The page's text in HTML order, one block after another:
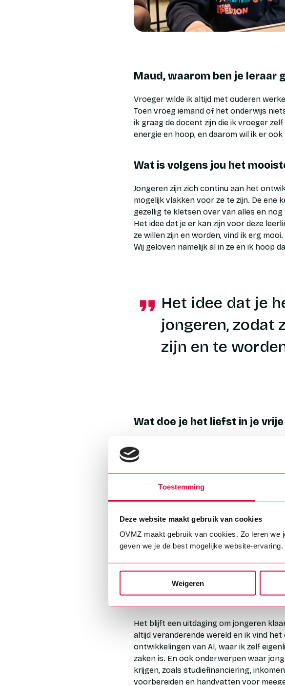
Toestemming
Deze website maakt gebruik van cookies
OVMZ maakt gebruik van cookies. Zo leren we
geven we je de best mogelijke website-ervaring.
Weigeren
Maud, waarom ben je leraar
Vroeger wilde ik altijd met ouderen
Toen vroeg iemand of het onderwijs
ik graag de docent zijn die ik vroeger
energie en hoop, en daarom wil ik er ook
Wat is volgens jou het
Jongeren zijn zich continu aan het
mogelijk vlakken voor ze te zijn. De ene
gezellig te kletsen over van alles en
Het idee dat je er kan zijn voor deze
ze willen zijn en worden, vind ik erg
Wij geloven namelijk al in ze en ik hoop
Het idee dat je
jongeren, zodat
zijn en te
Wat doe je het liefst in je
In mijn vrije tijd ben ik graag buiten in de
stuk wandelen geeft mij veel energie.
Dat biologie de basis is! Waarom zijn
water in ons land schoon is? Waarom
heel vaak in de biologieles.
Wat is jouw grootste
Het blijft een uitdaging om jongeren
altijd veranderende wereld en ik vind
ontwikkelingen van AI, waar ik zelf
zaken is. En ook onderwerpen waar
krijgen, zoals studiefinanciering,
voorbereiden en handvatten voor